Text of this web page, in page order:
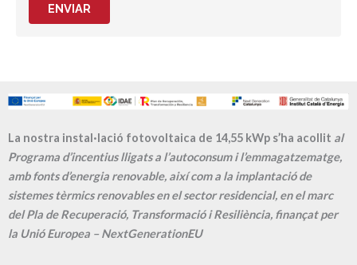
ENVIAR
La nostra instal·lació fotovoltaica de 14,55 kWp s’ha acollit al
Programa d’incentius lligats a l’autoconsum i l’emmagatzematge,
amb fonts d’energia renovable, així com a la implantació de
sistemes tèrmics renovables en el sector residencial, en el marc
del Pla de Recuperació, Transformació i Resiliència, finançat per
la Unió Europea – NextGenerationEU